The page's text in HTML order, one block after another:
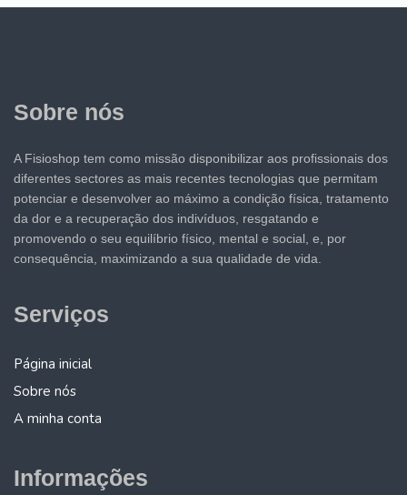
Sobre nós
A Fisioshop tem como missão disponibilizar aos profissionais dos
diferentes sectores as mais recentes tecnologias que permitam
potenciar e desenvolver ao máximo a condição física, tratamento
da dor e a recuperação dos indivíduos, resgatando e
promovendo o seu equilíbrio físico, mental e social, e, por
consequência, maximizando a sua qualidade de vida.
Serviços
Página inicial
Sobre nós
A minha conta
Informações